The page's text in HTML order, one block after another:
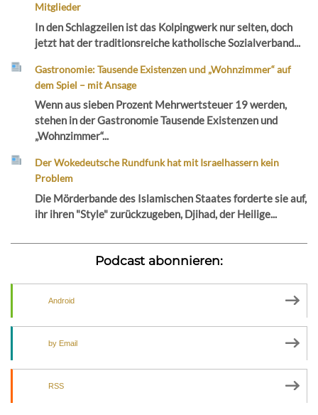
Mitglieder
In den Schlagzeilen ist das Kolpingwerk nur selten, doch
jetzt hat der traditionsreiche katholische Sozialverband...
Gastronomie: Tausende Existenzen und „Wohnzimmer“ auf
dem Spiel – mit Ansage
Wenn aus sieben Prozent Mehrwertsteuer 19 werden,
stehen in der Gastronomie Tausende Existenzen und
„Wohnzimmer“...
Der Wokedeutsche Rundfunk hat mit Israelhassern kein
Problem
Die Mörderbande des Islamischen Staates forderte sie auf,
ihr ihren "Style" zurückzugeben, Djihad, der Heilige...
Podcast abonnieren:
Android
by Email
RSS